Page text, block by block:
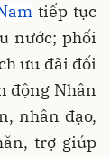
tiếp tục
nước; phối
ưu đãi đối
động Nhân
nhân đạo,
trợ giúp